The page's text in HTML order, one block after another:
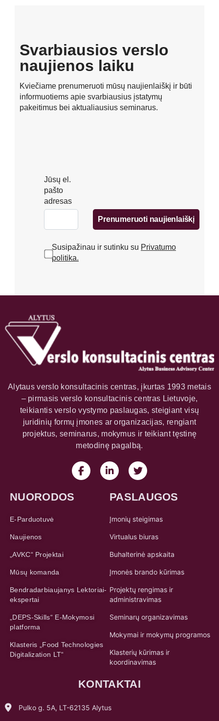
Svarbiausios verslo
naujienos laiku
Kviečiame prenumeruoti mūsų naujienlaiškį ir būti
informuotiems apie svarbiausius įstatymų
pakeitimus bei aktualiausius seminarus.
Jūsų el.
pašto
adresas
Prenumeruoti naujienlaiškį
Susipažinau ir sutinku su Privatumo
politika.
Alytaus verslo konsultacinis centras, įkurtas 1993 metais
– pirmasis verslo konsultacinis centras Lietuvoje,
teikiantis verslo vystymo paslaugas, steigiant visų
juridinių formų įmones ar organizacijas, rengiant
projektus, seminarus, mokymus ir teikiant tęstinę
metodinę pagalbą.
NUORODOS
E-Parduotuvė
Naujienos
„AVKC“ Projektai
Mūsų komanda
Bendradarbiaujanys Lektoriai-
ekspertai
„DEPS-Skills“ E-Mokymosi
platforma
Klasteris „Food Technologies
Digitalization LT“
PASLAUGOS
Įmonių steigimas
Virtualus biuras
Buhalterinė apskaita
Įmonės brando kūrimas
Projektų rengimas ir
administravimas
Seminarų organizavimas
Mokymai ir mokymų programos
Klasterių kūrimas ir
koordinavimas
KONTAKTAI
Pulko g. 5A, LT-62135 Alytus